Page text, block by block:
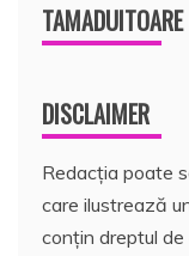
DISCLAIMER
Redacția poate
care ilustrează
conțin dreptul